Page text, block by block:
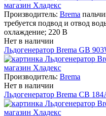
Производитель: Brema
требуется подвод и отвод
охлаждение; 220 В
Нет в наличии
Льдогенератор Brema GB
Производитель: Brema
Нет в наличии
Льдогенератор Brema CB